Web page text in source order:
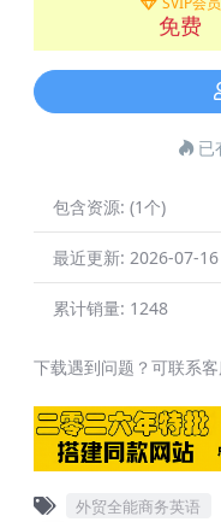
免费
已
包含资源: (1个)
最近更新: 2026-07-16
累计销量: 1248
下载遇到问题？可联系
外贸全能商务英语